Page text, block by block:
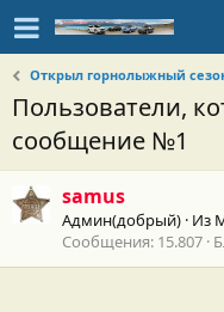
Открыл горнолыжный
Пользователи,
сообщение №1
samus
Админ(добрый) · Из
Сообщения 15.807